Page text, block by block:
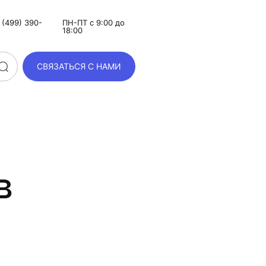
(499) 390-
ПН-ПТ с 9:00 до
18:00
СВЯЗАТЬСЯ С НАМИ